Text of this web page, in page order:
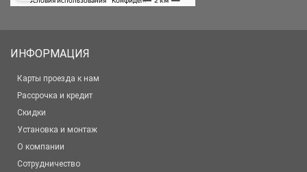
ИНФОРМАЦИЯ
Карты проезда к нам
Рассрочка и кредит
Скидки
Установка и монтаж
О компании
Сотрудничество